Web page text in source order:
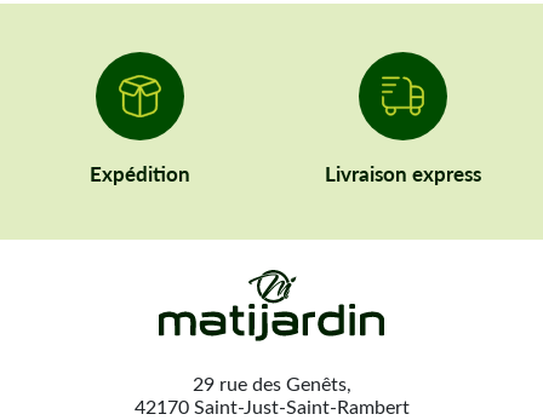
Expédition Livraison express
29 rue des Genêts,
42170 Saint-Just-Saint-Rambert